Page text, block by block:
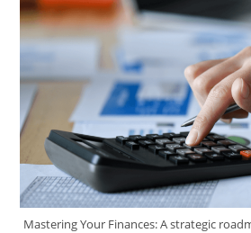
Mastering Your Finances: A strategic